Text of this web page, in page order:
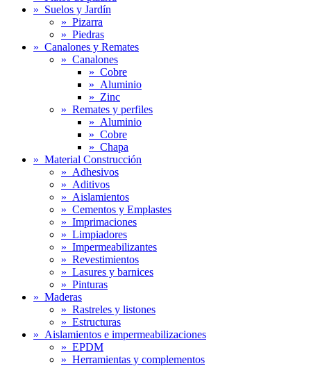
» Suelos y Jardín
» Pizarra
» Piedras
» Canalones y Remates
» Canalones
» Cobre
» Aluminio
» Zinc
» Remates y perfiles
» Aluminio
» Cobre
» Chapa
» Material Construcción
» Adhesivos
» Aditivos
» Aislamientos
» Cementos y Emplastes
» Imprimaciones
» Limpiadores
» Impermeabilizantes
» Revestimientos
» Lasures y barnices
» Pinturas
» Maderas
» Rastreles y listones
» Estructuras
» Aislamientos e impermeabilizaciones
» EPDM
» Herramientas y complementos